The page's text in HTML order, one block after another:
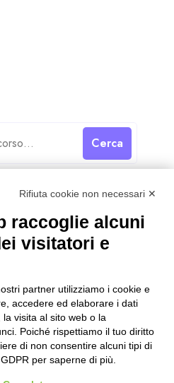
Cerca
Rifiuta cookie non necessari ✕
raccoglie alcuni
visitatori e
partner utilizziamo i cookie e
accedere ed elaborare i dati
visita al sito web o la
Poiché rispettiamo il tuo diritto
di non consentire alcuni tipi di
per saperne di più.